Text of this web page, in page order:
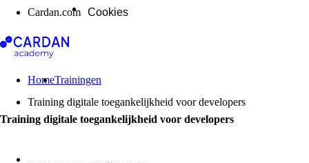
Cardan.com
(open in nieuw venster)
Cookies
- Home
HomeTrainingen
Training digitale toegankelijkheid voor developers
Training digitale toegankelijkheid voor developers